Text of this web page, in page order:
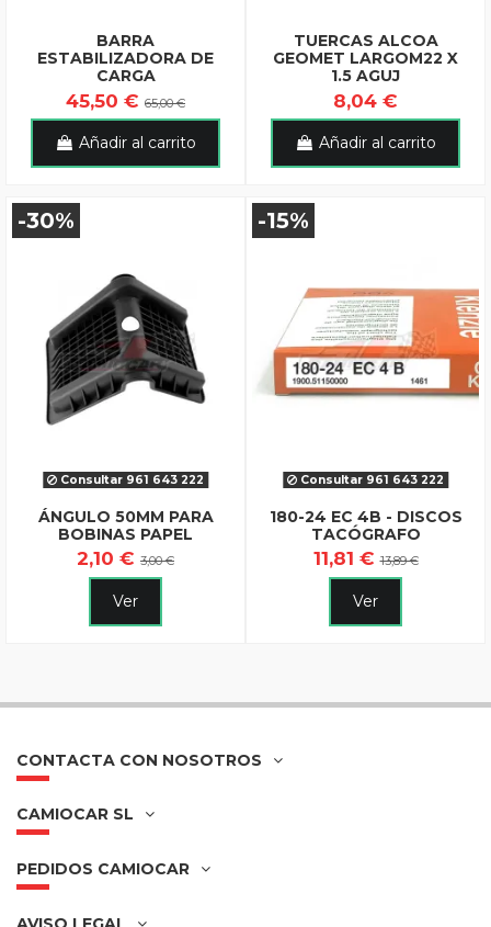
BARRA
ESTABILIZADORA DE
CARGA
45,50 € 65,00 €
Añadir al carrito
TUERCAS ALCOA
GEOMET LARGOM22 X
1.5 AGUJ
8,04 €
Añadir al carrito
-30%
Consultar 961 643 222
ÁNGULO 50MM PARA
BOBINAS PAPEL
2,10 € 3,00 €
Ver
-15%
Consultar 961 643 222
180-24 EC 4B - DISCOS
TACÓGRAFO
11,81 €13,89 €
Ver
CONTACTA CON NOSOTROS
CAMIOCAR SL
PEDIDOS CAMIOCAR